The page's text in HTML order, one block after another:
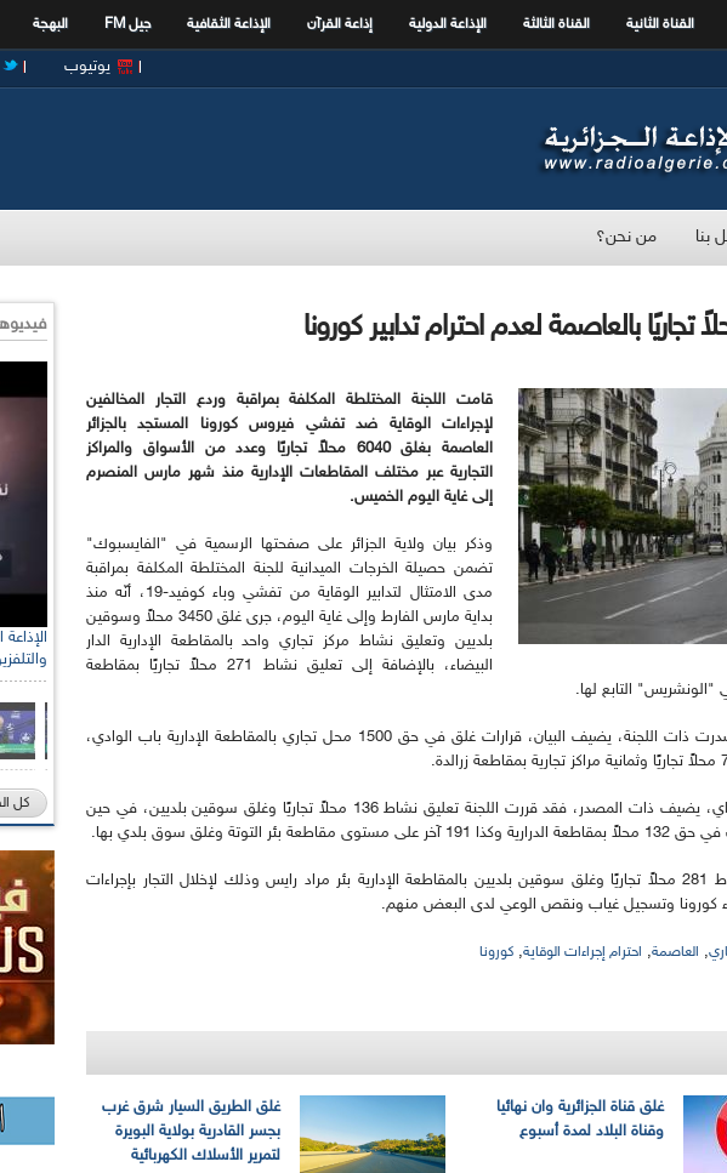
القناة الثانية القناة الثالثة الإذاعة الدولية إذاعة القرآن الإذاعة الثقافية جيل FM البهجة
يوتيوب
بنا من نحن؟
قامت اللجنة المختلطة المكلفة بمراقبة وردع التجار المخالفين
لإجراءات الوقاية ضد تفشي فيروس كورونا المستجد بالجزائر
العاصمة بغلق 6040 محلاً تجاريًا وعدد من الأسواق والمراكز
التجارية عبر مختلف المقاطعات الإدارية منذ شهر مارس المنصرم
إلى غاية اليوم الخميس.
وذكر بيان ولاية الجزائر على صفحتها الرسمية في "الفايسبوك"
تضمن حصيلة الخرجات الميدانية للجنة المختلطة المكلفة بمراقبة
مدى الامتثال لتدابير الوقاية من تفشي وباء كوفيد-19، أنّه منذ
بداية مارس الفارط وإلى غاية اليوم، جرى غلق 3450 محلاً وسوقين
بلديين وتعليق نشاط مركز تجاري واحد بالمقاطعة الإدارية الدار
البيضاء، بالإضافة إلى تعليق نشاط 271 محلاً تجاريًا بمقاطعة
التابع لها.
وخلال نفس الفترة أصدرت ذات اللجنة، يضيف البيان، قرارات غلق في حق 1500 محل تجاري بالمقاطعة الإدارية باب الوادي،
أما بمقاطعة حسين داي، يضيف ذات المصدر، فقد قررت اللجنة تعليق نشاط 136 محلاً تجاريًا وغلق سوقين بلديين، في حين
التوتة وغلق سوق بلدي بها.
وتم كذلك تعليق نشاط 281 محلاً تجاريًا وغلق سوقين بلديين بالمقاطعة الإدارية بئر مراد رايس وذلك لإخلال التجار بإجراءات
كورونا وتسجيل غياب ونقص الوعي لدى البعض منهم.
, العاصمة, احترام إجراءات الوقاية, كورونا
غلق الطريق السيار شرق غرب
بجسر القادرية بولاية البويرة
لتمرير الأسلاك الكهربائية
غلق قناة الجزائرية وان نهائيا
وقناة البلاد لمدة أسبوع
كل